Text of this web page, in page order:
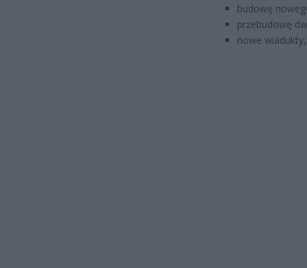
budowę
przebudowę
nowe